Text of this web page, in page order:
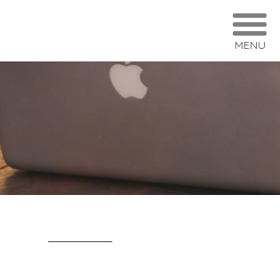
MENU